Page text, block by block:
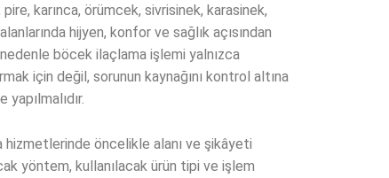
karınca, örümcek, sivrisinek, karasinek,
hijyen, konfor ve sağlık açısından
böcek ilaçlama işlemi yalnızca
için değil, sorunun kaynağını kontrol altına
öncelikle alanı ve şikâyeti
yöntem, kullanılacak ürün tipi ve işlem